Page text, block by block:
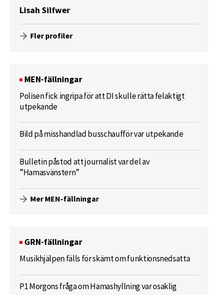
Lisah Silfwer
Fler profiler
MEN-fällningar
Polisen fick ingripa för att DI skulle rätta felaktigt
utpekande
Bild på misshandlad busschaufför var utpekande
Bulletin påstod att journalist var del av
”Hamasvänstern”
Mer MEN-fällningar
GRN-fällningar
Musikhjälpen fälls för skämt om funktionsnedsatta
P1 Morgons fråga om Hamashyllning var osaklig